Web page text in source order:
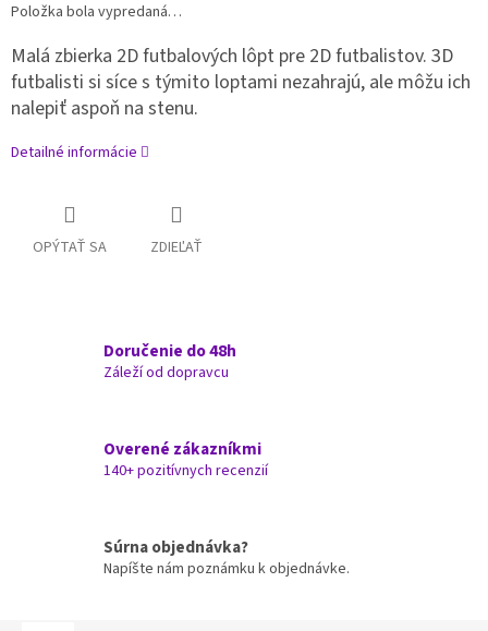
Položka bola vypredaná…
Malá zbierka 2D futbalových lôpt pre 2D futbalistov. 3D
futbalisti si síce s týmito loptami nezahrajú, ale môžu ich
nalepiť aspoň na stenu.
Detailné informácie
OPÝTAŤ SA ZDIEĽAŤ
Doručenie do 48h
Záleží od dopravcu
Overené zákazníkmi
140+ pozitívnych recenzií
Súrna objednávka?
Napíšte nám poznámku k objednávke.